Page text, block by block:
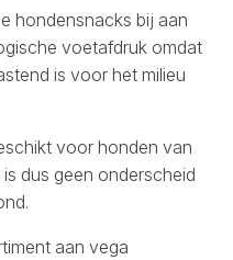
hondensnacks bij aan
voetafdruk omdat
is voor het milieu
voor honden van
dus geen onderscheid
aan vega